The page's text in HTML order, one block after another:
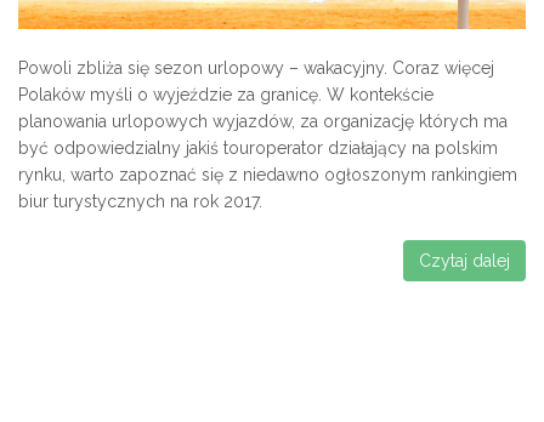
Powoli zbliża się sezon urlopowy – wakacyjny. Coraz więcej
Polaków myśli o wyjeździe za granicę. W kontekście
planowania urlopowych wyjazdów, za organizację których ma
być odpowiedzialny jakiś touroperator działający na polskim
rynku, warto zapoznać się z niedawno ogłoszonym rankingiem
biur turystycznych na rok 2017.
Czytaj dalej